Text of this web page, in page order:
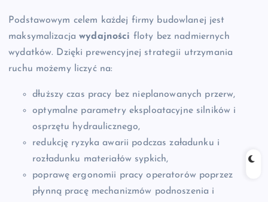
Podstawowym celem każdej firmy budowlanej jest
maksymalizacjawydajności floty bez nadmiernych
wydatków. Dzięki prewencyjnej strategii utrzymania
ruchu możemy liczyć na:
dłuższy czas pracy bez nieplanowanych przerw,
optymalne parametry eksploatacyjne silników i
osprzętu hydraulicznego,
redukcję ryzyka awarii podczas załadunku i
rozładunku materiałów sypkich,
poprawę ergonomii pracy operatorów poprzez
płynną pracę mechanizmów podnoszenia i